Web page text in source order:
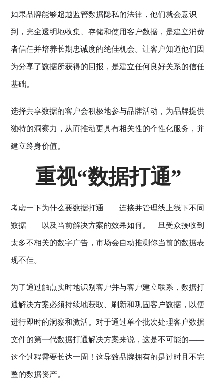
如果品牌能够超越监管数据隐私的法律，他们就会意识
到，完全透明地收集、存储和使用客户数据，是建立消费
者信任并培养长期忠诚度的绝佳机会。让客户知道他们因
为分享了数据所获得的回报，是建立任何良好关系的信任
基础。
选择共享数据的客户会积极地参与品牌活动，为品牌提供
独特的洞察力，从而推动更具有相关性的个性化服务，并
建立终身价值。
重视“数据打通”
考虑一下为什么要数据打通——连接并管理线上线下不同
数据——以及当前解决方案的效果如何。一旦受众接收到
太多不相关的数字广告，市场会自动推测你当前的数据表
现不佳。
为了通过触点实时地识别客户并与客户建立联系，数据打
通解决方案必须持续地获取、刷新和巩固客户数据，以便
进行即时的洞察和激活。对于通过单个批次处理客户数据
文件的第一代数据打通解决方案来说，这是不可能的——
这个过程需要长达一周！这导致品牌拥有的是过时且不完
整的数据资产。